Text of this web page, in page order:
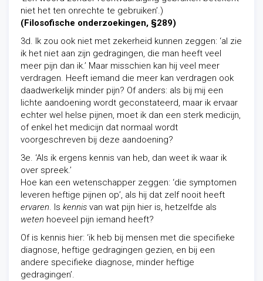
niet het ten onrechte te gebruiken’.)
(Filosofische onderzoekingen, §289)
3d. Ik zou ook niet met zekerheid kunnen zeggen: ‘al zie
ik het niet aan zijn gedragingen, die man heeft veel
meer pijn dan ik.’ Maar misschien kan hij veel meer
verdragen. Heeft iemand die meer kan verdragen ook
daadwerkelijk minder pijn? Of anders: als bij mij een
lichte aandoening wordt geconstateerd, maar ik ervaar
echter wel helse pijnen, moet ik dan een sterk medicijn,
of enkel het medicijn dat normaal wordt
voorgeschreven bij deze aandoening?
3e. ‘Als ik ergens kennis van heb, dan weet ik waar ik
over spreek.’
Hoe kan een wetenschapper zeggen: ‘die symptomen
leveren heftige pijnen op’, als hij dat zelf nooit heeft
ervaren. Is kennis van wat pijn hier is, hetzelfde als
weten hoeveel pijn iemand heeft?
Of is kennis hier: ‘ik heb bij mensen met die specifieke
diagnose, heftige gedragingen gezien, en bij een
andere specifieke diagnose, minder heftige
gedragingen’.